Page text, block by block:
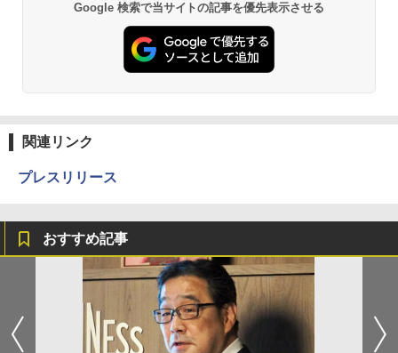
Google 検索で当サイトの記事を優先表示させる
関連リンク
プレスリリース
おすすめ記事